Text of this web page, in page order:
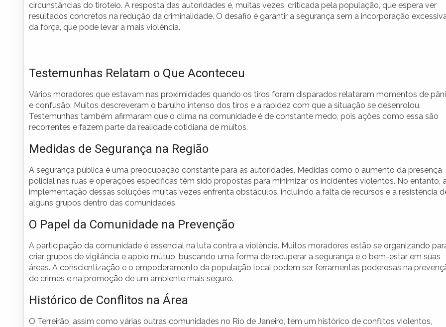
circunstâncias do tiroteio. A resposta das autoridades é, muitas vezes, criticada pela população, que espera ver
resultados concretos na redução da criminalidade. O desafio é garantir a segurança sem a incorporação
da força, que pode levar a mais violência.
Testemunhas Relatam o Que Aconteceu
Vários moradores que estavam nas proximidades quando os tiros foram disparados relataram momentos de
e confusão. Muitos descreveram o barulho intenso dos tiros e a rapidez com que a situação se desenrolou.
Testemunhas também afirmaram que o clima na comunidade é de constante medo, pois ações como essa são
recorrentes e fazem parte da realidade cotidiana de muitos.
Medidas de Segurança na Região
A segurança pública é uma preocupação constante para as autoridades. Medidas como o aumento da presença
policial nas ruas e operações específicas têm sido propostas para minimizar os incidentes violentos. No entanto,
implementação dessas soluções muitas vezes enfrenta obstáculos, incluindo a falta de recursos e a resistência
alguns grupos dentro das comunidades.
O Papel da Comunidade na Prevenção
A participação da comunidade é essencial na luta contra a violência. Muitos moradores estão se organizando
criar grupos de vigilância e apoio mútuo, buscando uma forma de recuperar a segurança e o bem-estar em suas
áreas. A conscientização e o empoderamento da população local podem ser ferramentas poderosas na
de crimes e na promoção de um ambiente mais seguro.
Histórico de Conflitos na Área
O Terreirão, assim como várias outras comunidades no Rio de Janeiro, tem um histórico de conflitos violentos,